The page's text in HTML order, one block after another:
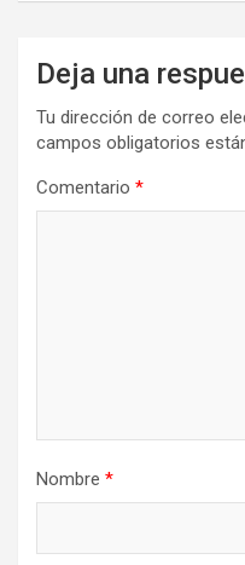
Deja una
Tu dirección de correo
campos obligatorios
Comentario *
Nombre *